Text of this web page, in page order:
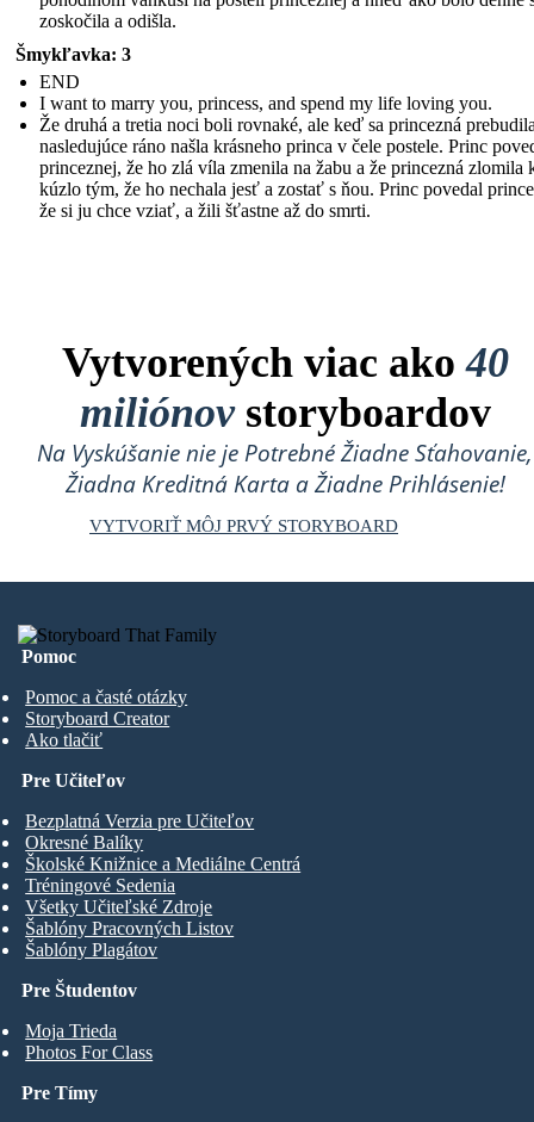
zoskočila a odišla.
Šmykľavka: 3
END
I want to marry you, princess, and spend my life loving you.
Že druhá a tretia noci boli rovnaké, ale keď sa princezná
nasledujúce ráno našla krásneho princa v čele postele. Princ
princeznej, že ho zlá víla zmenila na žabu a že princezná zlomila
kúzlo tým, že ho nechala jesť a zostať s ňou. Princ povedal
že si ju chce vziať, a žili šťastne až do smrti.
Vytvorených viac ako40
miliónovstoryboardov
Na Vyskúšanie nie je Potrebné Žiadne Sťahovanie,
Žiadna Kreditná Karta a Žiadne Prihlásenie!
VYTVORIŤ MÔJ PRVÝ STORYBOARD
Pomoc
Pomoc a časté otázky
Storyboard Creator
Ako tlačiť
Pre Študentov
Moja Trieda
Photos For Class
Pre Učiteľov
Bezplatná Verzia pre Učiteľov
Okresné Balíky
Školské Knižnice a Mediálne Centrá
Tréningové Sedenia
Všetky Učiteľské Zdroje
Šablóny Pracovných Listov
Šablóny Plagátov
Pre Tímy